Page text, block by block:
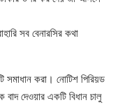
সব বেনারসির কথা
সমাধান করা। নোটিশ পিরিয়ড
বাদ দেওয়ার একটি বিধান চালু